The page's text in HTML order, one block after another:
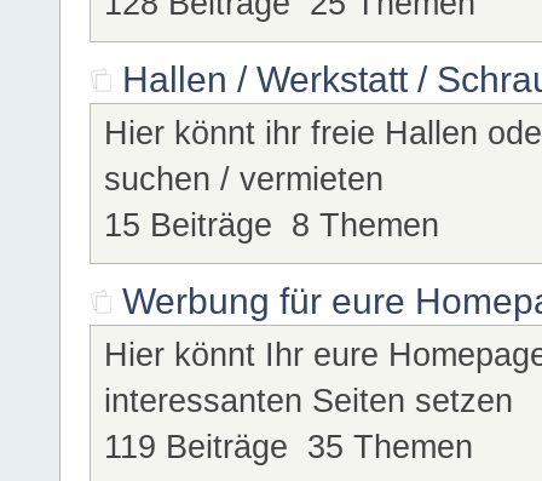
Hallen / Werkstatt /
Hier könnt ihr freie Hallen
suchen / vermieten
15 Beiträge 8 Themen
Werbung für eure
Hier könnt Ihr eure
interessanten Seiten setzen
119 Beiträge 35 Themen